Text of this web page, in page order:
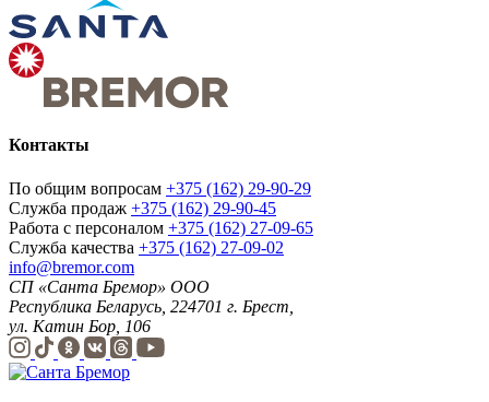
Контакты
По общим вопросам +375 (162) 29-90-29
Служба продаж +375 (162) 29-90-45
Работа с персоналом +375 (162) 27-09-65
Служба качества +375 (162) 27-09-02
info@bremor.com
СП «Санта Бремор» ООО
Республика Беларусь, 224701 г. Брест,
ул. Катин Бор, 106